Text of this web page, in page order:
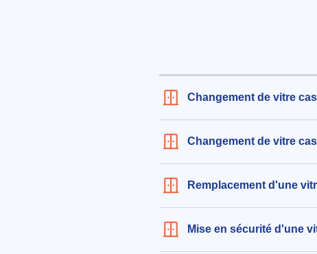
Villejuif (94800)
le 05/08/2026 à 21:55
Changement de vitre
Changement de vitre
Remplacement d'une
Mise en sécurité d'une